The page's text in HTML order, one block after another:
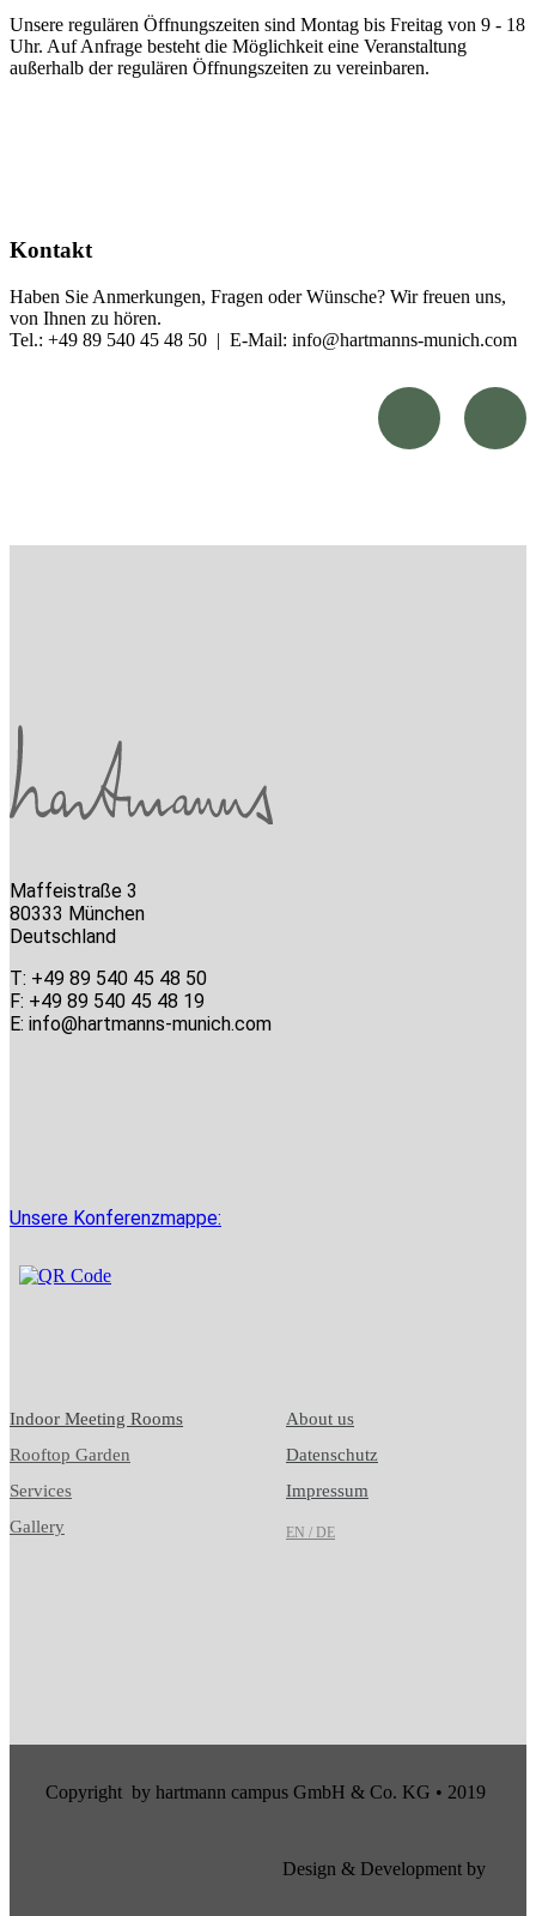
Unsere regulären Öffnungszeiten sind Montag bis Freitag von 9 - 18
Uhr. Auf Anfrage besteht die Möglichkeit eine Veranstaltung
außerhalb der regulären Öffnungszeiten zu vereinbaren.
Kontakt
Haben Sie Anmerkungen, Fragen oder Wünsche? Wir freuen uns,
von Ihnen zu hören.
Tel.: +49 89 540 45 48 50 | E-Mail: info@hartmanns-munich.com
Maffeistraße 3
80333 München
Deutschland
T: +49 89 540 45 48 50
F: +49 89 540 45 48 19
E: info@hartmanns-munich.com
Unsere Konferenzmappe:
Indoor Meeting Rooms
Rooftop Garden
Services
Gallery
About us
Datenschutz
Impressum
EN / DE
Copyright by hartmann campus GmbH & Co. KG • 2019
Design & Development by